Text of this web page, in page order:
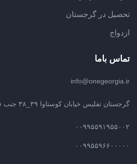
تحصیل در گرجستان
ازدواج
تماس باما
info@onegeorgia.ir
گرجستان تفلیس خیابان کوستاوا ۳۹_۳۸ جنب فیلارمونیا
۰۰۹۹۵۵۹۱۹۵۵۰۰۲
۰۰۹۹۵۵۹۶۶۰۰۰۰۰